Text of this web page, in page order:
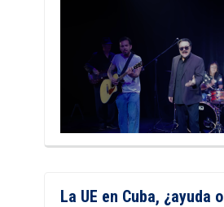
La UE en Cuba, ¿ayuda o